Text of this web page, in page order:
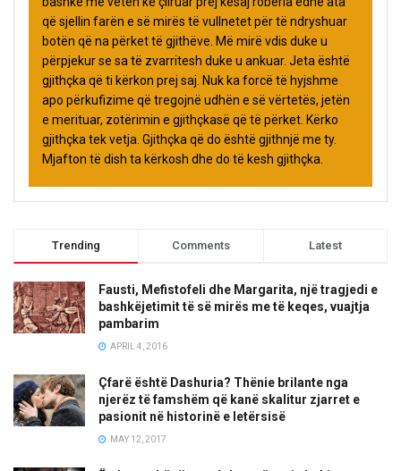
që sjellin farën e së mirës të vullnetet për të ndryshuar
botën që na përket të gjithëve. Më mirë vdis duke u
përpjekur se sa të zvarritesh duke u ankuar. Jeta është
gjithçka që ti kërkon prej saj. Nuk ka forcë të hyjshme
apo përkufizime që tregojnë udhën e së vërtetës, jetën
e merituar, zotërimin e gjithçkasë që të përket. Kërko
gjithçka tek vetja. Gjithçka që do është gjithnjë me ty.
Mjafton të dish ta kërkosh dhe do të kesh gjithçka.
Trending Comments Latest
Fausti, Mefistofeli dhe Margarita, një tragjedi e
bashkëjetimit të së mirës me të keqes, vuajtja
pambarim
APRIL 4, 2016
Çfarë është Dashuria? Thënie brilante nga
njerëz të famshëm që kanë skalitur zjarret e
pasionit në historinë e letërsisë
MAY 12, 2017